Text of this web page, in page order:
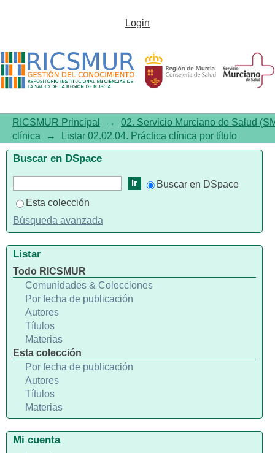
Listar 02.02.04. Práctica clínica
Login
RICSMUR Principal →
02. Servicio Murciano de Salud
clínica
→ Listar 02.02.04. Práctica clínica por título
Buscar en DSpace
Buscar en DSpace
Esta colección
Búsqueda avanzada
Listar
Todo RICSMUR
Comunidades & Colecciones
Por fecha de publicación
Autores
Títulos
Materias
Esta colección
Por fecha de publicación
Autores
Títulos
Materias
Mi cuenta